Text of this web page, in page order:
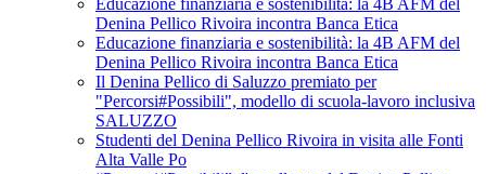
Educazione finanziaria e sostenibilità: la 4B AFM del
Denina Pellico Rivoira incontra Banca Etica
Educazione finanziaria e sostenibilità: la 4B AFM del
Denina Pellico Rivoira incontra Banca Etica
Il Denina Pellico di Saluzzo premiato per
"Percorsi#Possibili", modello di scuola-lavoro inclusiva
SALUZZO
Studenti del Denina Pellico Rivoira in visita alle Fonti
Alta Valle Po